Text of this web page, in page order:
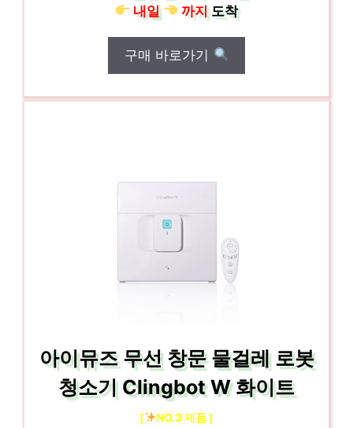
내일
까지도착
구매 바로가기
아이뮤즈 무선 창문 물걸레 로봇
청소기 Clingbot W 화이트
[ NO.3 제품 ]